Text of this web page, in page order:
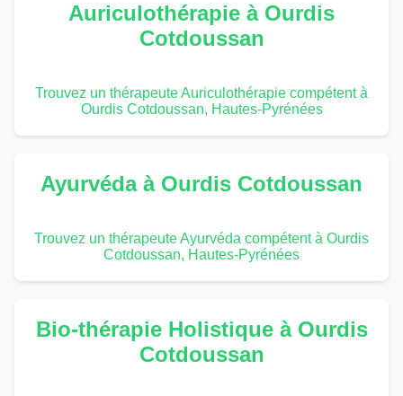
Auriculothérapie à Ourdis
Cotdoussan
Trouvez un thérapeute Auriculothérapie compétent à
Ourdis Cotdoussan, Hautes-Pyrénées
Ayurvéda à Ourdis Cotdoussan
Trouvez un thérapeute Ayurvéda compétent à Ourdis
Cotdoussan, Hautes-Pyrénées
Bio-thérapie Holistique à Ourdis
Cotdoussan